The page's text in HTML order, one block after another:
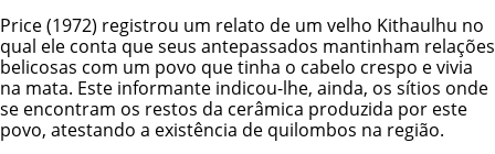
Price (1972) registrou um relato de um velho Kithaulhu no
qual ele conta que seus antepassados mantinham relações
belicosas com um povo que tinha o cabelo crespo e vivia
na mata. Este informante indicou-lhe, ainda, os sítios onde
se encontram os restos da cerâmica produzida por este
povo, atestando a existência de quilombos na região.